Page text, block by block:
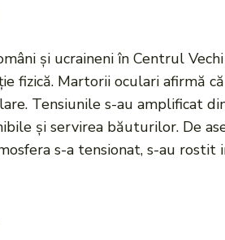
și ucraineni în Centrul
fizică. Martorii oculari afirmă
Tensiunile s-au amplificat
și servirea băuturilor. De
s-a tensionat, s-au